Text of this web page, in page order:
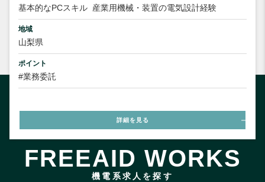
基本的なPCスキル 産業用機械・装置の電気設計経験
地域
山梨県
ポイント
#業務委託
詳細を見る
FREEAID WORKS
機電系求人を探す